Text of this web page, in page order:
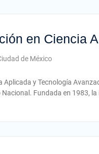
en Ciencia
de México
Aplicada y Tecnología
Fundada en 1983,